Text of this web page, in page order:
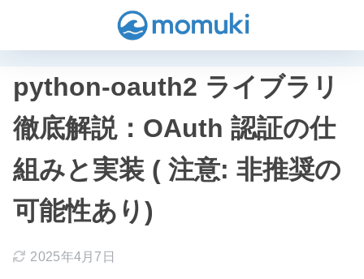
python-oauth2 ライブラリ
徹底解説：OAuth 認証の仕
組みと実装 ( 注意: 非推奨の
可能性あり)
2025年4月7日